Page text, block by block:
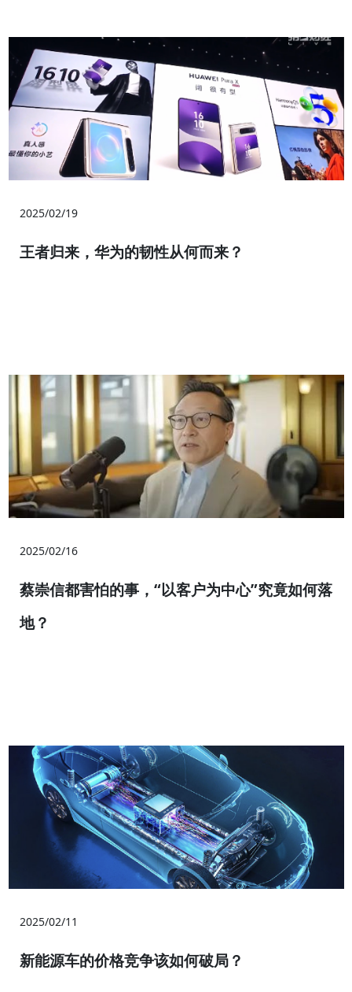
2025/02/19
王者归来，华为的韧性从何而来？
2025/02/16
蔡崇信都害怕的事，“以客户为中心”究竟如何落
地？
2025/02/11
新能源车的价格竞争该如何破局？